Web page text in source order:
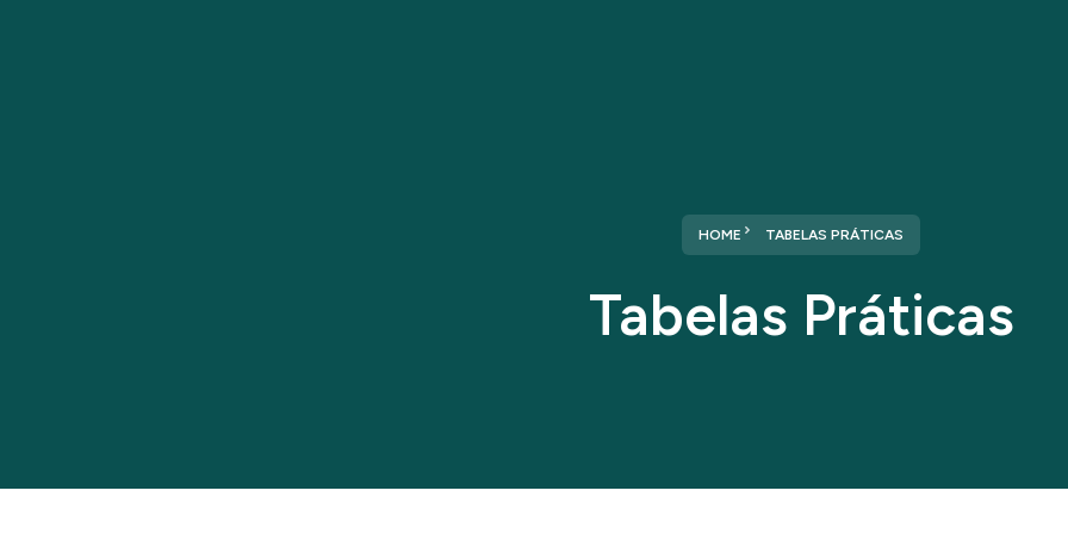
HOME TABELAS PRÁTICAS
Tabelas Práticas